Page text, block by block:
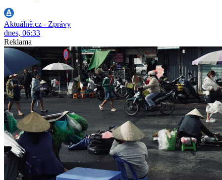
Aktuálně.cz - Zprávy
dnes, 06:33
Reklama